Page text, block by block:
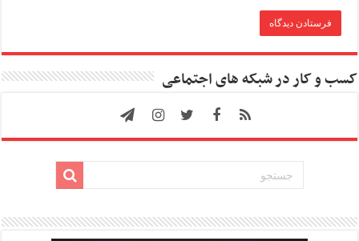
کسب و کار در شبکه های اجتماعی